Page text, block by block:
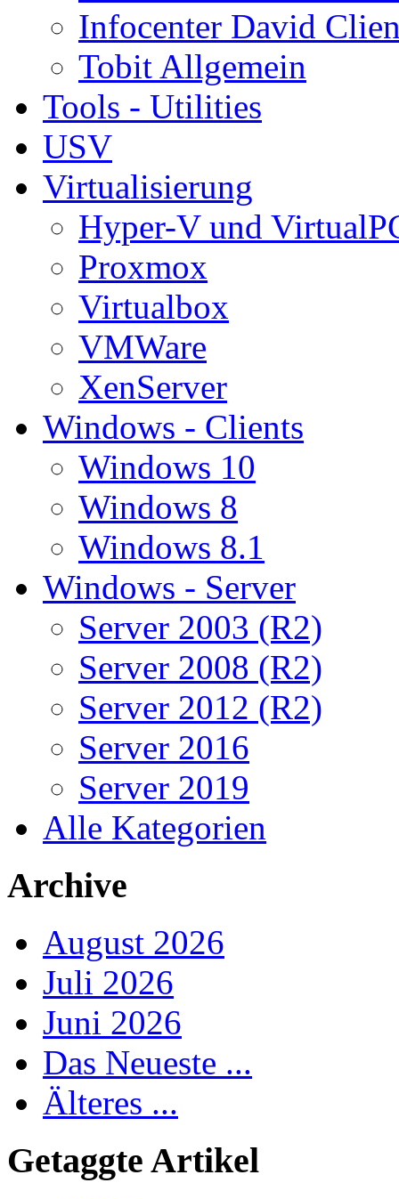
Infocenter David
Tobit Allgemein
Tools - Utilities
USV
Virtualisierung
Hyper-V und
Proxmox
Virtualbox
VMWare
XenServer
Windows - Clients
Windows 10
Windows 8
Windows 8.1
Windows - Server
Server 2003 (R2)
Server 2008 (R2)
Server 2012 (R2)
Server 2016
Server 2019
Alle Kategorien
Archive
August 2026
Juli 2026
Juni 2026
Das Neueste ...
Älteres ...
Getaggte Artikel